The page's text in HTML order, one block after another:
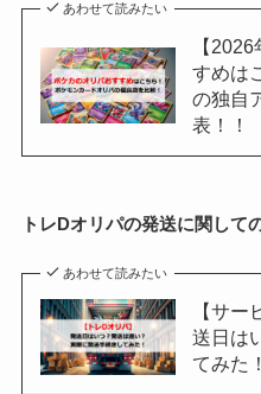
あわせて読みたい
【
すめは
の独自
表！！
トレDオリパの発送に関して
あわせて読みたい
【サ
送日は
てみた